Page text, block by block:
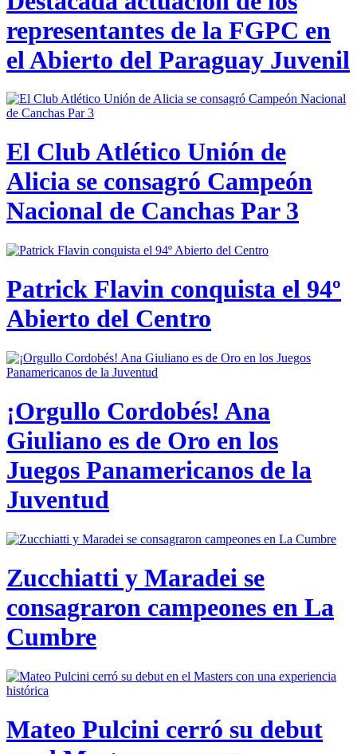
representantes de la FGPC en
el Abierto del Paraguay Juvenil
El Club Atlético Unión de
Alicia se consagró Campeón
Nacional de Canchas Par 3
Patrick Flavin conquista el 94º
Abierto del Centro
¡Orgullo Cordobés! Ana
Giuliano es de Oro en los
Juegos Panamericanos de la
Juventud
Zucchiatti y Maradei se
consagraron campeones en La
Cumbre
Mateo Pulcini cerró su debut